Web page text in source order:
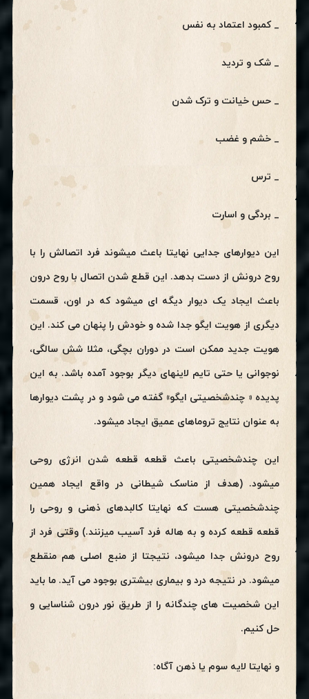
_ کمبود اعتماد به نفس
_ شک و تردید
_ حس خیانت و ترک شدن
_ خشم و غضب
_ ترس
_ بردگی و اسارت
این دیوارهای جدایی نهایتا باعث میشوند فرد اتصالش را با
روح درونش از دست بدهد. این قطع شدن اتصال با روح درون
باعث ایجاد یک دیوار دیگه ای میشود که در اون، قسمت
دیگری از هویت ایگو جدا شده و خودش را پنهان می کند. این
هویت جدید ممکن است در دوران بچگی، مثلا شش سالگی،
نوجوانی یا حتی تایم لاینهای دیگر بوجود آمده باشد. به این
پدیده « چندشخصیتی ایگو» گفته می شود و در پشت دیوارها
به عنوان نتایج تروماهای عمیق ایجاد میشود.
این چندشخصیتی باعث قطعه قطعه شدن انرژی روحی
میشود. (هدف از مناسک شیطانی در واقع ایجاد همین
چندشخصیتی هست که نهایتا کالبدهای ذهنی و روحی را
قطعه قطعه کرده و به هاله فرد آسیب میزنند.) وقتی فرد از
روح درونش جدا میشود، نتیجتا از منبع اصلی هم منقطع
میشود. در نتیجه درد و بیماری بیشتری بوجود می آید. ما باید
این شخصیت های چندگانه را از طریق نور درون شناسایی و
حل کنیم.
و نهایتا لایه سوم یا ذهن آگاه: